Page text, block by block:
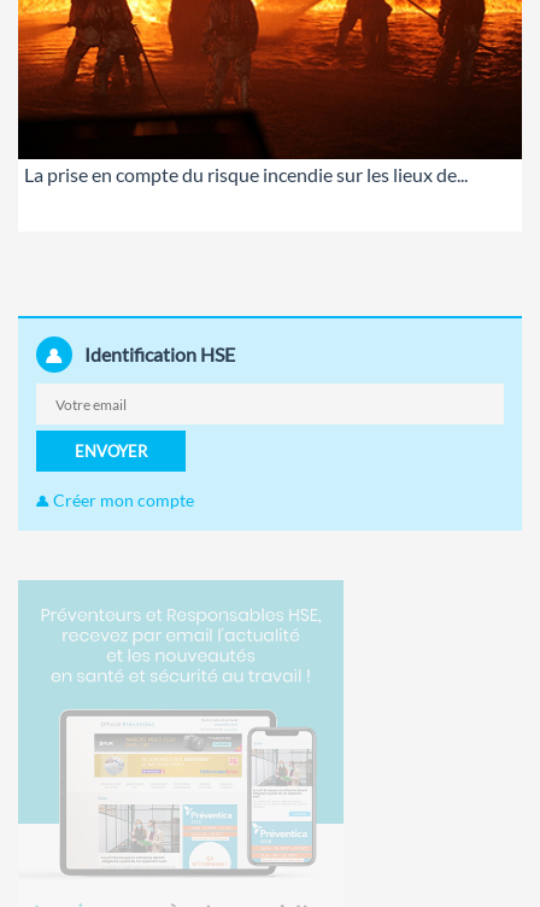
La prise en compte du risque incendie sur les lieux de...
Identification HSE
ENVOYER
Créer mon compte